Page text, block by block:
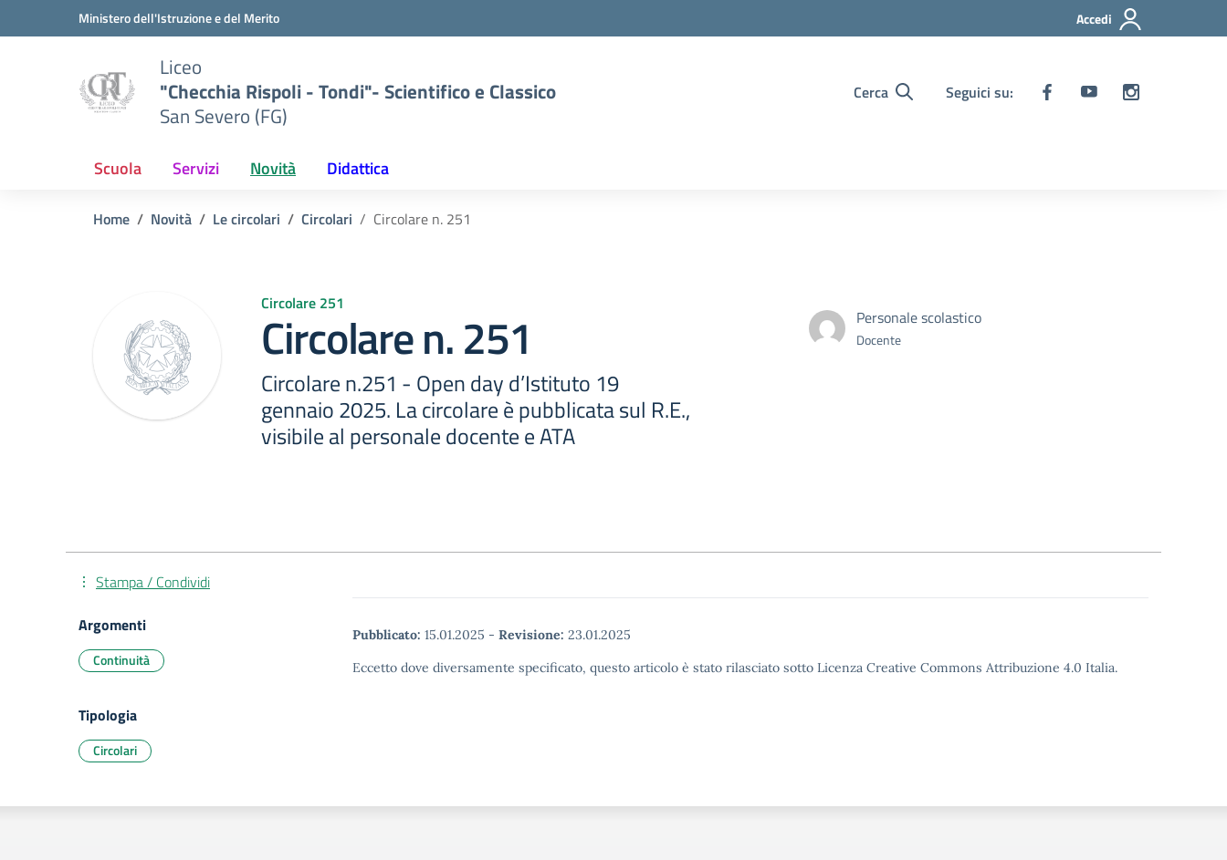
Vai ai contenuti
Vai al menu di navigazioneMinistero dell'Istruzione e del Merito Accedi
Liceo
"Checchia Rispoli - Tondi"- Scientifico e Classico
San Severo (FG)
Cerca Seguici su:
Scuola Servizi Novità Didattica
Home Novità Le circolari Circolari Circolare n. 251
Circolare 251
Circolare n. 251
Circolare n.251 - Open day d’Istituto 19
gennaio 2025. La circolare è pubblicata sul R.E.,
visibile al personale docente e ATA
Personale scolastico
Docente
Pubblicato: 15.01.2025 - Revisione: 23.01.2025
Eccetto dove diversamente specificato, questo articolo è stato rilasciato sotto Licenza Creative Commons Attribuzione 4.0 Italia.
Stampa / Condividi
Argomenti
Continuità
Tipologia
Circolari